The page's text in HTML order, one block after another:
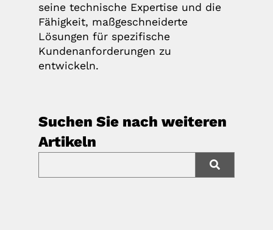
seine technische Expertise und die
Fähigkeit, maßgeschneiderte
Lösungen für spezifische
Kundenanforderungen zu
entwickeln.
Suchen Sie nach weiteren
Artikeln